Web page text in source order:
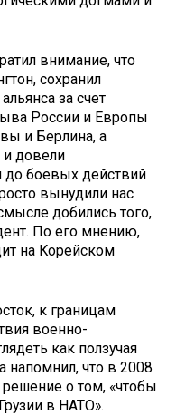
внимание, что
сохранил
за счет
России и Европы
и Берлина, а
довели
до боевых действий
вынудили нас
добились того,
По его мнению,
на Корейском
к границам
военно-
как ползучая
напомнил, что в 2008
решение о том, «чтобы
в НАТО».